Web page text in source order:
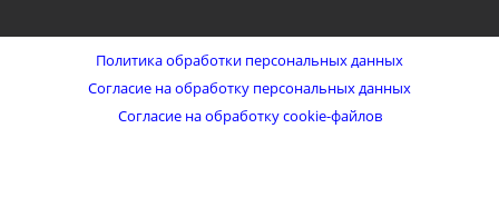
Политика обработки персональных данных
Согласие на обработку персональных данных
Согласие на обработку cookie-файлов